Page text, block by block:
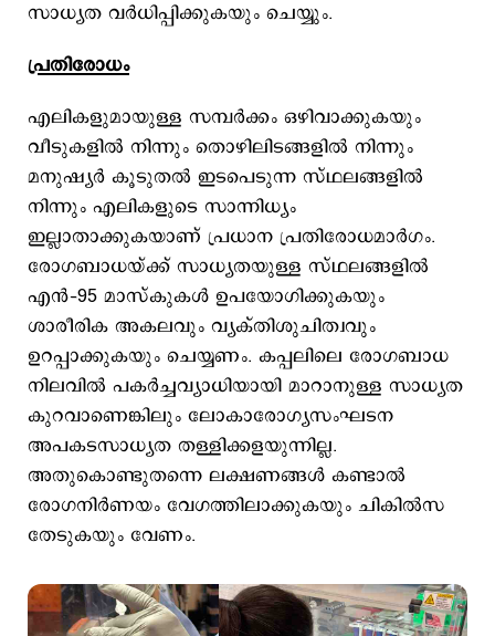
സാധ്യത വര്‍ധിപ്പിക്കുകയും ചെയ്യും.
പ്രതിരോധം
എലികളുമായുള്ള സമ്പര്‍ക്കം ഒഴിവാക്കുകയും
വീടുകളില്‍ നിന്നും തൊഴിലിടങ്ങളില്‍ നിന്നും
മനുഷ്യര്‍ കൂടുതല്‍ ഇടപെടുന്ന സ്ഥലങ്ങളില്‍
നിന്നും എലികളുടെ സാന്നിധ്യം
ഇല്ലാതാക്കുകയാണ് പ്രധാന പ്രതിരോധമാര്‍ഗം.
രോഗബാധയ്ക്ക് സാധ്യതയുള്ള സ്ഥലങ്ങളില്‍
എന്‍–95 മാസ്കുകള്‍ ഉപയോഗിക്കുകയും
ശാരീരിക അകലവും വ്യക്തിശുചിത്വവും
ഉറപ്പാക്കുകയും ചെയ്യണം. കപ്പലിലെ രോഗബാധ
നിലവില്‍ പകര്‍ച്ചവ്യാധിയായി മാറാനുള്ള സാധ്യത
കുറവാണെങ്കിലും ലോകാരോഗ്യസംഘടന
അപകടസാധ്യത തള്ളിക്കളയുന്നില്ല.
അതുകൊണ്ടുതന്നെ ലക്ഷണങ്ങള്‍ കണ്ടാല്‍
രോഗനിര്‍ണയം വേഗത്തിലാക്കുകയും ചികില്‍സ
തേടുകയും വേണം.